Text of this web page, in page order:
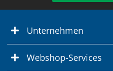
Unternehmen
Webshop-Services